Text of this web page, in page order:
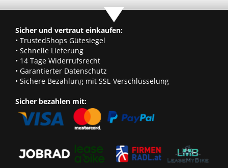
Sicher und vertraut einkaufen:
• TrustedShops Gütesiegel
• Schnelle Lieferung
• 14 Tage Widerrufsrecht
• Garantierter Datenschutz
• Sichere Bezahlung mit SSL-Verschlüsselung
Sicher bezahlen mit: